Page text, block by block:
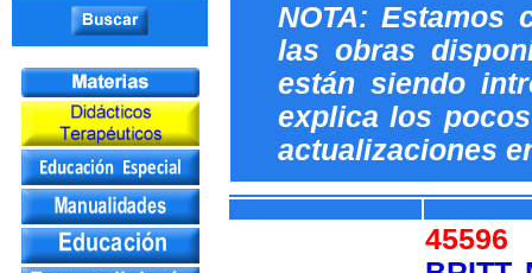
NOTA: Estamos
las obras
están siendo
explica los
actualizaciones
45596